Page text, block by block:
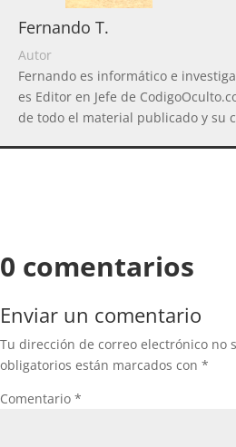
Fernando T.
Autor
Fernando es informático e
es Editor en Jefe de
de todo el material publicado y su
0 comentarios
Enviar un comentario
Tu dirección de correo electrónico no
obligatorios están marcados con *
Comentario *